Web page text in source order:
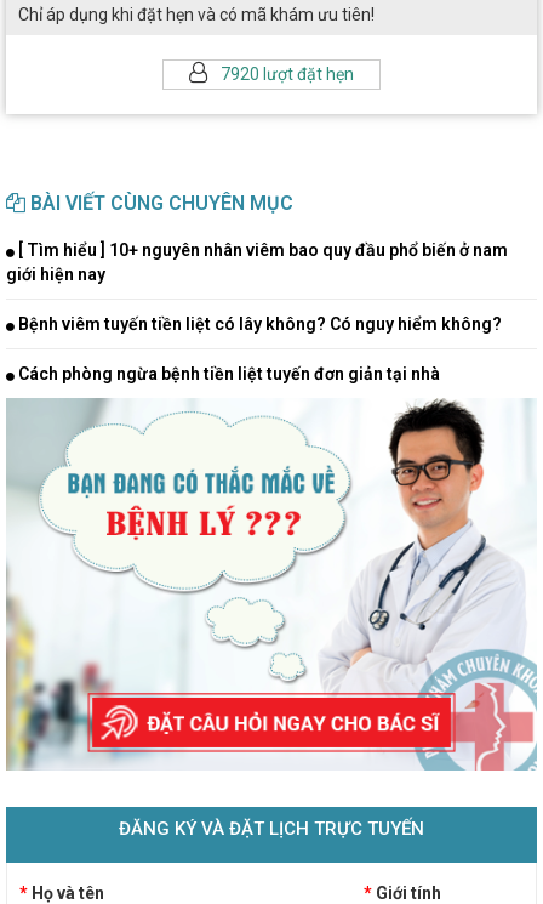
7920 lượt đặt hẹn
Chỉ áp dụng khi đặt hẹn và có mã khám ưu tiên!
BÀI VIẾT CÙNG CHUYÊN MỤC
[ Tìm hiểu ] 10+ nguyên nhân viêm bao quy đầu phổ biến ở nam
giới hiện nay
Bệnh viêm tuyến tiền liệt có lây không? Có nguy hiểm không?
Cách phòng ngừa bệnh tiền liệt tuyến đơn giản tại nhà
ĐĂNG KÝ VÀ ĐẶT LỊCH TRỰC TUYẾN
* Họ và tên *Giới tính